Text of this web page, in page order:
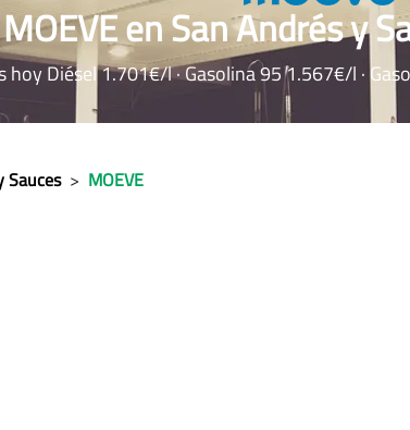
en San Andrés y
hoy Diésel 1.701€/l · Gasolina 95 1.567€/l ·
Sauces > MOEVE